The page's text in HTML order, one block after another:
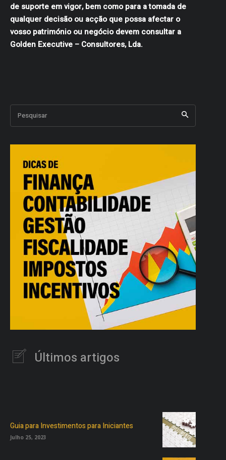
de suporte em vigor, bem como para a tomada de
qualquer decisão ou acção que possa afectar o
vosso património ou negócio devem consultar a
Golden Executive – Consultores, Lda.
Pesquisar
Últimos artigos
Guia para Investimentos para Iniciantes
Julho 25, 2023